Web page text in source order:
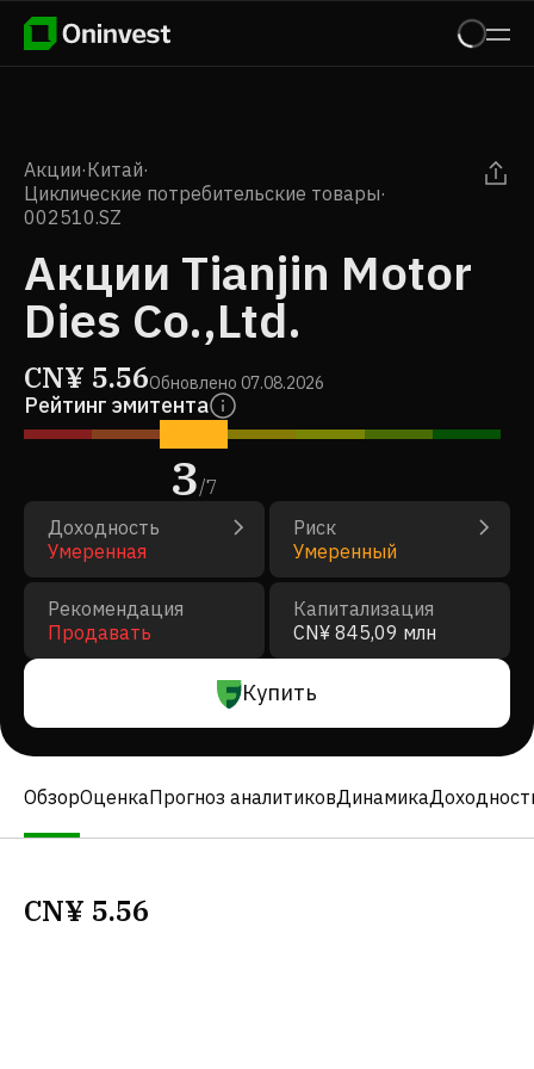
Акции·Китай·
Циклические потребительские товары·
002510.SZ
Акции Tianjin Motor
Dies Co.,Ltd.
CN¥ 5.56Обновлено 07.08.2026
Рейтинг эмитента
3/7
Доходность
Умеренная
Риск
Умеренный
Рекомендация
Продавать
Капитализация
CN¥ 845,09 млн
Купить
ОбзорОценкаПрогноз аналитиковДинамика
CN¥ 5.56